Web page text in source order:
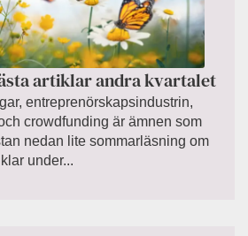
artiklar andra kvartalet
entreprenörskapsindustrin,
crowdfunding är ämnen som
nedan lite sommarläsning om
under...